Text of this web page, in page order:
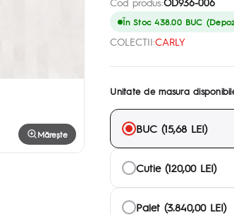
Mărește
În Stoc 438.00 BUC
COLECTII:CARLY
Unitate de masura
BUC (15,68 LEI)
Cutie (120,00 LEI)
Palet (3.840,00 LEI)